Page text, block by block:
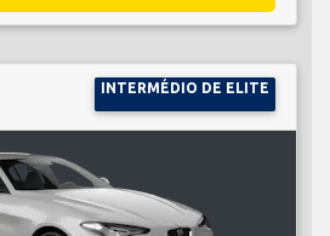
INTERMÉDIO DE ELITE